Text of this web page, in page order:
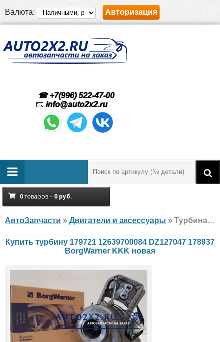
Валюта: Авторизация
☎ +7(996) 522-47-00
📧 info@auto2x2.ru
0товаров – 0 руб.
АвтоЗапчасти » Двигатели и аксессуары » Турбина BorgWarner KKK 179721 12639700084 DZ127047 178937 John Deere, новая
Купить турбину 179721 12639700084 DZ127047 178937
BorgWarner KKK новая